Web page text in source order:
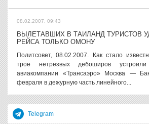
08.02.2007, 09:43
ВЫЛЕТАВШИХ В ТАИЛАНД ТУРИСТОВ
РЕЙСА ТОЛЬКО ОМОНУ
Политсовет, 08.02.2007. Как стало
трое нетрезвых дебоширов
авиакомпании «Трансаэро» Москва —
февраля в дежурную часть линейного...
Telegram